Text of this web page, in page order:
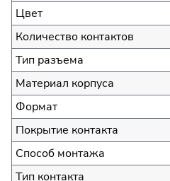
Цвет
Количество контактов
Тип разъема
Материал корпуса
Формат
Покрытие контакта
Способ монтажа
Тип контакта